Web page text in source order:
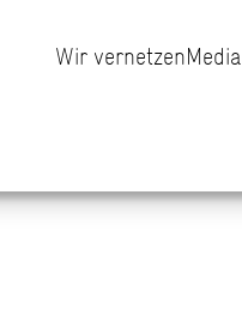
Wir vernetzenMedia